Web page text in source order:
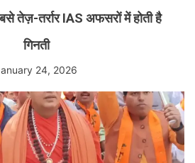
तेज़-तर्रार IAS अफसरों में होती है
गिनती
24, 2026